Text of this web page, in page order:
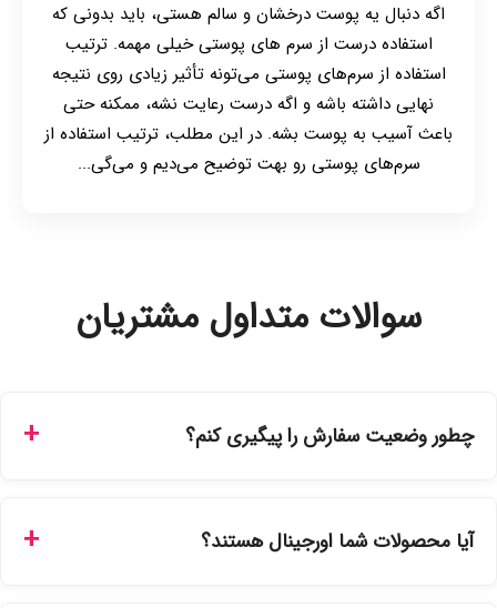
اگه دنبال یه پوست درخشان و سالم هستی، باید بدونی که
استفاده درست از سرم های پوستی خیلی مهمه. ترتیب
استفاده از سرم‌های پوستی می‌تونه تأثیر زیادی روی نتیجه
نهایی داشته باشه و اگه درست رعایت نشه، ممکنه حتی
باعث آسیب به پوست بشه. در این مطلب، ترتیب استفاده از
سرم‌های پوستی رو بهت توضیح می‌دیم و می‌گی...
سوالات متداول مشتریان
چطور وضعیت سفارش را پیگیری کنم؟
سفارشات در سایت، وضعیت لحظه‌ای مرسوله را مشاهده کنید.
آیا محصولات شما اورجینال هستند؟